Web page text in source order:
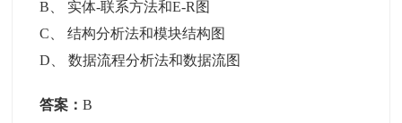
B
实体-联系方法和E-R图
C 、结构分析法和模块结构图
D 、数据流程分析法和数据流图
答案：B